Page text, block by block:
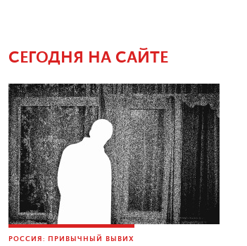
СЕГОДНЯ НА САЙТЕ
РОССИЯ: ПРИВЫЧНЫЙ ВЫВИХ